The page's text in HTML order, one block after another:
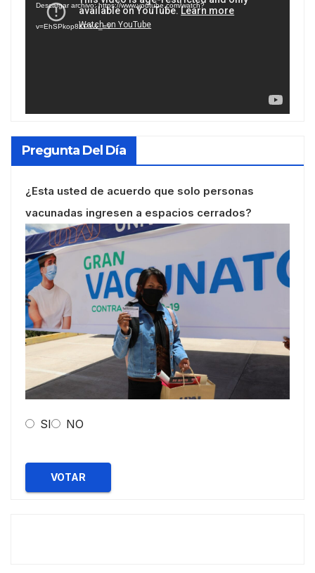
vídeo
Descargar archivo: https://www.youtube.com/watch?
v=EhSPkop8KPY&_=1
Pregunta Del Día
¿Esta usted de acuerdo que solo personas
vacunadas ingresen a espacios cerrados?
SI NO
VOTAR